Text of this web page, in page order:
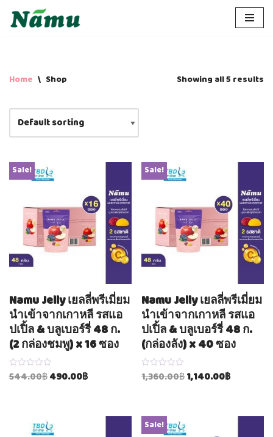
Home \ Shop Showing all 5 results
Sale!
Namu Jelly เยลลี่พรีเมี่ยม
นำเข้าจากเกาหลี รสแอ
ปเปิ้ล & บลูเบอร์รี่ 48 ก.
(2 กล่องชมพู) x 16 ซอง
Rated
0
544.00฿490.00฿
Sale!
Namu Jelly เยลลี่พรีเมี่ยม
นำเข้าจากเกาหลี รสแอ
ปเปิ้ล & บลูเบอร์รี่ 48 ก.
(กล่องลัง) x 40 ซอง
Rated
0
1,360.00฿1,140.00฿
Sale!